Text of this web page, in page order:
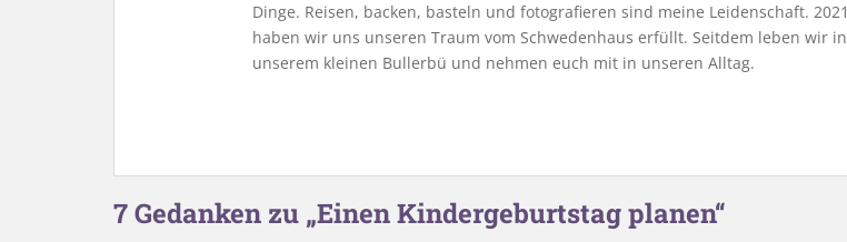
Dinge. Reisen, backen, basteln und fotografieren sind meine Leidenschaft. 2021
haben wir uns unseren Traum vom Schwedenhaus erfüllt. Seitdem leben wir in
unserem kleinen Bullerbü und nehmen euch mit in unseren Alltag.
7 Gedanken zu „Einen Kindergeburtstag planen“